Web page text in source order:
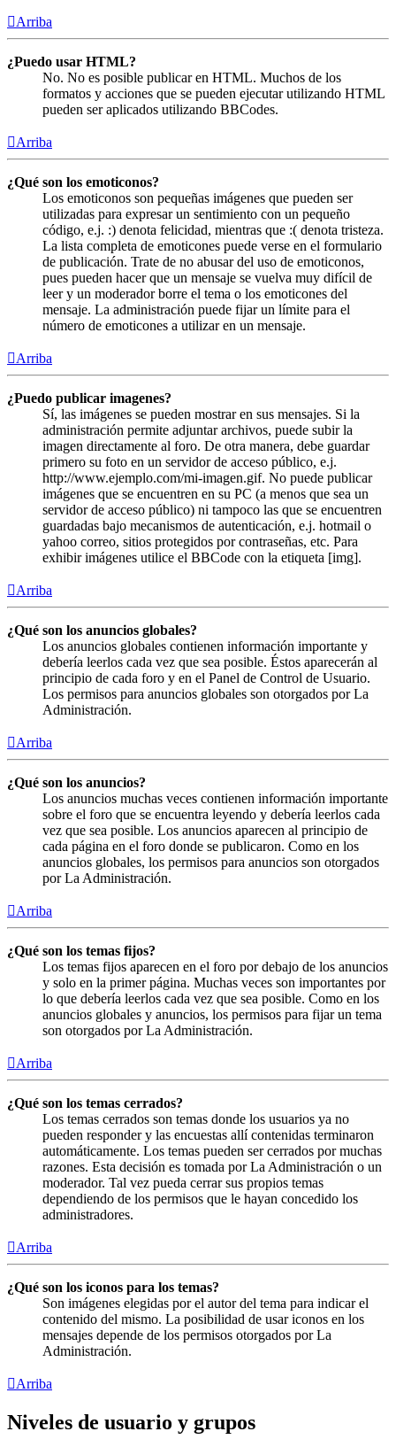
Arriba
¿Puedo usar HTML?
No. No es posible publicar en HTML. Muchos de los
formatos y acciones que se pueden ejecutar utilizando HTML
pueden ser aplicados utilizando BBCodes.
Arriba
¿Qué son los emoticonos?
Los emoticonos son pequeñas imágenes que pueden ser
utilizadas para expresar un sentimiento con un pequeño
código, e.j. :) denota felicidad, mientras que :( denota tristeza.
La lista completa de emoticones puede verse en el formulario
de publicación. Trate de no abusar del uso de emoticonos,
pues pueden hacer que un mensaje se vuelva muy difícil de
leer y un moderador borre el tema o los emoticones del
mensaje. La administración puede fijar un límite para el
número de emoticones a utilizar en un mensaje.
Arriba
¿Puedo publicar imagenes?
Sí, las imágenes se pueden mostrar en sus mensajes. Si la
administración permite adjuntar archivos, puede subir la
imagen directamente al foro. De otra manera, debe guardar
primero su foto en un servidor de acceso público, e.j.
http://www.ejemplo.com/mi-imagen.gif. No puede publicar
imágenes que se encuentren en su PC (a menos que sea un
servidor de acceso público) ni tampoco las que se encuentren
guardadas bajo mecanismos de autenticación, e.j. hotmail o
yahoo correo, sitios protegidos por contraseñas, etc. Para
exhibir imágenes utilice el BBCode con la etiqueta [img].
Arriba
¿Qué son los anuncios globales?
Los anuncios globales contienen información importante y
debería leerlos cada vez que sea posible. Éstos aparecerán al
principio de cada foro y en el Panel de Control de Usuario.
Los permisos para anuncios globales son otorgados por La
Administración.
Arriba
¿Qué son los anuncios?
Los anuncios muchas veces contienen información importante
sobre el foro que se encuentra leyendo y debería leerlos cada
vez que sea posible. Los anuncios aparecen al principio de
cada página en el foro donde se publicaron. Como en los
anuncios globales, los permisos para anuncios son otorgados
por La Administración.
Arriba
¿Qué son los temas fijos?
Los temas fijos aparecen en el foro por debajo de los anuncios
y solo en la primer página. Muchas veces son importantes por
lo que debería leerlos cada vez que sea posible. Como en los
anuncios globales y anuncios, los permisos para fijar un tema
son otorgados por La Administración.
Arriba
¿Qué son los temas cerrados?
Los temas cerrados son temas donde los usuarios ya no
pueden responder y las encuestas allí contenidas terminaron
automáticamente. Los temas pueden ser cerrados por muchas
razones. Esta decisión es tomada por La Administración o un
moderador. Tal vez pueda cerrar sus propios temas
dependiendo de los permisos que le hayan concedido los
administradores.
Arriba
¿Qué son los iconos para los temas?
Son imágenes elegidas por el autor del tema para indicar el
contenido del mismo. La posibilidad de usar iconos en los
mensajes depende de los permisos otorgados por La
Administración.
Arriba
Niveles de usuario y grupos